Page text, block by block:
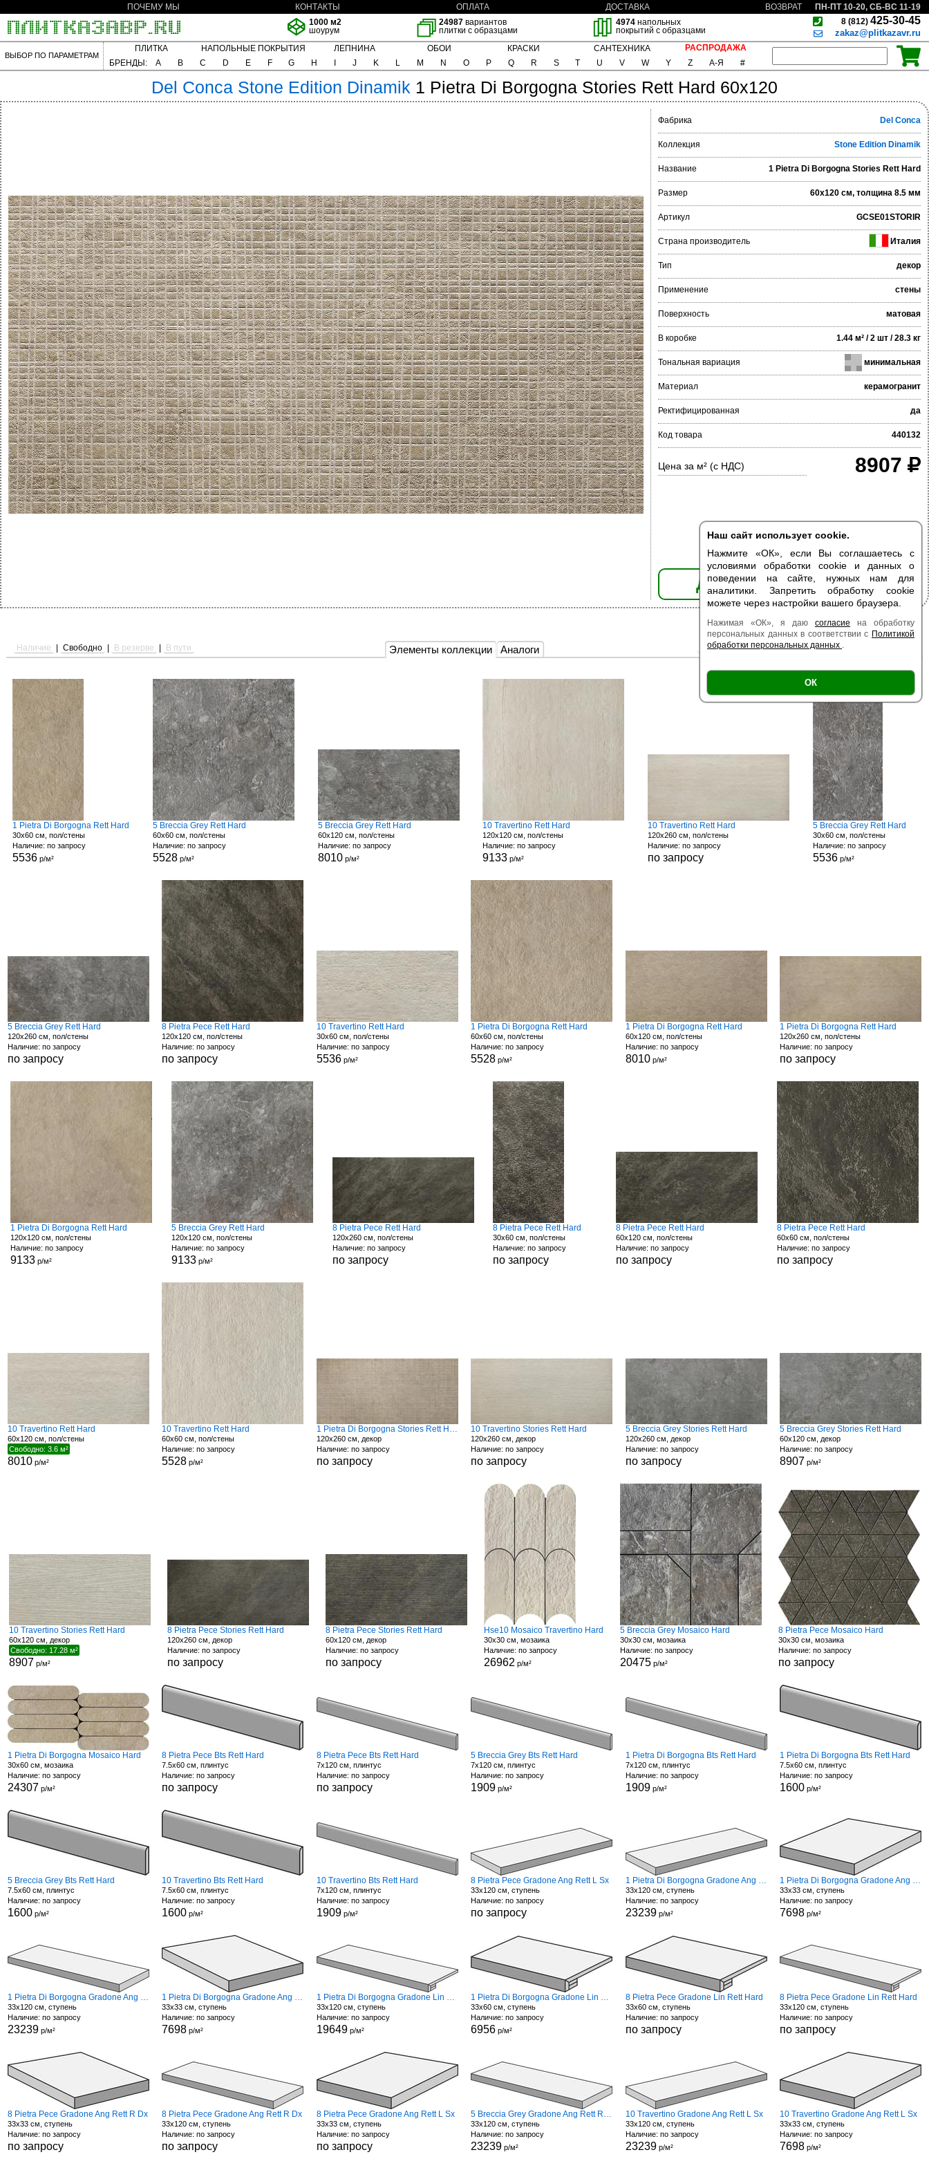
Наш сайт использует cookie.
Нажмите «ОК», если Вы соглашаетесь с
условиями обработки cookie и данных о
поведении на сайте, нужных нам для
аналитики. Запретить обработку cookie
можете через настройки вашего браузера.
Нажимая «ОК», я даю согласие на обработку
персональных данных в соответствии с Политикой
обработки персональных данных .
ОК
ПОЧЕМУ МЫ КОНТАКТЫ ОПЛАТА ДОСТАВКА ВОЗВРАТ
ПН-ПТ 10-20, СБ-ВС 11-19
1000 м2
шоурум
24987 вариантов
плитки с образцами
4974напольных
покрытий с образцами
8 (812) 425-30-45
zakaz@plitkazavr.ru
ВЫБОР ПО ПАРАМЕТРАМ
ПЛИТКА НАПОЛЬНЫЕ ПОКРЫТИЯ ЛЕПНИНА ОБОИ КРАСКИ САНТЕХНИКА
РАСПРОДАЖА
БРЕНДЫ:
A B C D E F G H J K L M N O P Q R S T U V W Y Z А-Я #
Del Conca Stone Edition Dinamik 1 Pietra Di Borgogna Stories Rett Hard 60x120
Фабрика Del Conca
Коллекция Stone Edition Dinamik
Название 1 Pietra Di Borgogna Stories Rett Hard
Размер 60x120 см, толщина 8.5 мм
Артикул GCSE01STORIR
Страна производитель Италия
Тип декор
Применение стены
Поверхность матовая
В коробке 1.44 м² / 2 шт / 28.3 кг
Тональная вариация минимальная
Материал керамогранит
Ректифицированная да
Код товара 440132
Цена за м² (с НДС) 8907
ДОБАВИТЬ В КОРЗИНУ
Элементы коллекции Аналоги
Наличие Свободно В резерве В пути Есть образец | Поверхность |
1 Pietra Di Borgogna Rett Hard
30x60 см, пол/стены
Наличие: по запросу
5536 р/м²
5 Breccia Grey Rett Hard
60x60 см, пол/стены
Наличие: по запросу
5528р/м²
5 Breccia Grey Rett Hard
60x120 см, пол/стены
Наличие: по запросу
8010р/м²
10 Travertino Rett Hard
120x120 см, пол/стены
Наличие: по запросу
9133 р/м²
10 Travertino Rett Hard
120x260 см, пол/стены
Наличие: по запросу
по запросу
5 Breccia Grey Rett Hard
30x60 см, пол/стены
Наличие: по запросу
5536р/м²
5 Breccia Grey Rett Hard
120x260 см, пол/стены
Наличие: по запросу
по запросу
8 Pietra Pece Rett Hard
120x120 см, пол/стены
Наличие: по запросу
по запросу
10 Travertino Rett Hard
30x60 см, пол/стены
Наличие: по запросу
5536р/м²
1 Pietra Di Borgogna Rett Hard
60x60 см, пол/стены
Наличие: по запросу
5528 р/м²
1 Pietra Di Borgogna Rett Hard
60x120 см, пол/стены
Наличие: по запросу
8010р/м²
1 Pietra Di Borgogna Rett Hard
120x260 см, пол/стены
Наличие: по запросу
по запросу
1 Pietra Di Borgogna Rett Hard
120x120 см, пол/стены
Наличие: по запросу
9133 р/м²
5 Breccia Grey Rett Hard
120x120 см, пол/стены
Наличие: по запросу
9133р/м²
8 Pietra Pece Rett Hard
120x260 см, пол/стены
Наличие: по запросу
по запросу
8 Pietra Pece Rett Hard
30x60 см, пол/стены
Наличие: по запросу
по запросу
8 Pietra Pece Rett Hard
60x120 см, пол/стены
Наличие: по запросу
по запросу
8 Pietra Pece Rett Hard
60x60 см, пол/стены
Наличие: по запросу
по запросу
10 Travertino Rett Hard
60x120 см, пол/стены
Свободно: 3.6 м²
8010р/м²
10 Travertino Rett Hard
60x60 см, пол/стены
Наличие: по запросу
5528 р/м²
1 Pietra Di Borgogna Stories Rett Hard
120x260 см, декор
Наличие: по запросу
по запросу
10 Travertino Stories Rett Hard
120x260 см, декор
Наличие: по запросу
по запросу
5 Breccia Grey Stories Rett Hard
120x260 см, декор
Наличие: по запросу
по запросу
5 Breccia Grey Stories Rett Hard
60x120 см, декор
Наличие: по запросу
8907 р/м²
10 Travertino Stories Rett Hard
60x120 см, декор
Свободно: 17.28 м²
8907 р/м²
8 Pietra Pece Stories Rett Hard
120x260 см, декор
Наличие: по запросу
по запросу
8 Pietra Pece Stories Rett Hard
60x120 см, декор
Наличие: по запросу
по запросу
Hse10 Mosaico Travertino Hard
30x30 см, мозаика
Наличие: по запросу
26962 р/м²
5 Breccia Grey Mosaico Hard
30x30 см, мозаика
Наличие: по запросу
20475р/м²
8 Pietra Pece Mosaico Hard
30x30 см, мозаика
Наличие: по запросу
по запросу
1 Pietra Di Borgogna Mosaico Hard
30x60 см, мозаика
Наличие: по запросу
24307 р/м²
8 Pietra Pece Bts Rett Hard
7.5x60 см, плинтус
Наличие: по запросу
по запросу
8 Pietra Pece Bts Rett Hard
7x120 см, плинтус
Наличие: по запросу
по запросу
5 Breccia Grey Bts Rett Hard
7x120 см, плинтус
Наличие: по запросу
1909 р/м²
1 Pietra Di Borgogna Bts Rett Hard
7x120 см, плинтус
Наличие: по запросу
1909р/м²
1 Pietra Di Borgogna Bts Rett Hard
7.5x60 см, плинтус
Наличие: по запросу
1600 р/м²
5 Breccia Grey Bts Rett Hard
7.5x60 см, плинтус
Наличие: по запросу
1600р/м²
10 Travertino Bts Rett Hard
7.5x60 см, плинтус
Наличие: по запросу
1600 р/м²
10 Travertino Bts Rett Hard
7x120 см, плинтус
Наличие: по запросу
1909р/м²
8 Pietra Pece Gradone Ang Rett L Sx
33x120 см, ступень
Наличие: по запросу
по запросу
1 Pietra Di Borgogna Gradone Ang Rett L Sx
33x120 см, ступень
Наличие: по запросу
23239р/м²
1 Pietra Di Borgogna Gradone Ang Rett L Sx
33x33 см, ступень
Наличие: по запросу
7698 р/м²
1 Pietra Di Borgogna Gradone Ang Rett R Dx
33x120 см, ступень
Наличие: по запросу
23239р/м²
1 Pietra Di Borgogna Gradone Ang Rett R Dx
33x33 см, ступень
Наличие: по запросу
7698 р/м²
1 Pietra Di Borgogna Gradone Lin Rett Hard
33x120 см, ступень
Наличие: по запросу
19649р/м²
1 Pietra Di Borgogna Gradone Lin Rett Hard
33x60 см, ступень
Наличие: по запросу
6956 р/м²
8 Pietra Pece Gradone Lin Rett Hard
33x60 см, ступень
Наличие: по запросу
по запросу
8 Pietra Pece Gradone Lin Rett Hard
33x120 см, ступень
Наличие: по запросу
по запросу
8 Pietra Pece Gradone Ang Rett R Dx
33x33 см, ступень
Наличие: по запросу
по запросу
8 Pietra Pece Gradone Ang Rett R Dx
33x120 см, ступень
Наличие: по запросу
по запросу
8 Pietra Pece Gradone Ang Rett L Sx
33x33 см, ступень
Наличие: по запросу
по запросу
5 Breccia Grey Gradone Ang Rett R Dx
33x120 см, ступень
Наличие: по запросу
23239 р/м²
10 Travertino Gradone Ang Rett L Sx
33x120 см, ступень
Наличие: по запросу
23239р/м²
10 Travertino Gradone Ang Rett L Sx
33x33 см, ступень
Наличие: по запросу
7698 р/м²